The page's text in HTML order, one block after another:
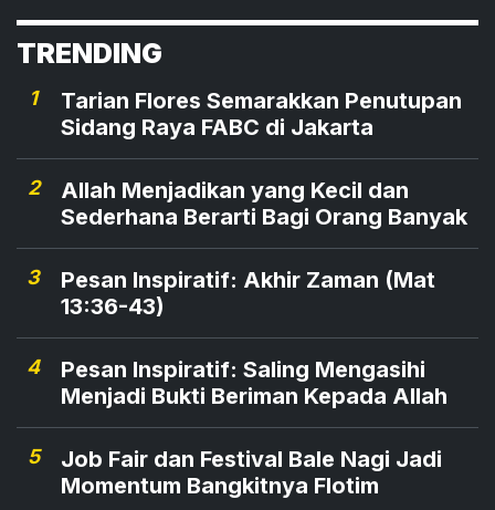
TRENDING
1
Tarian Flores Semarakkan Penutupan
Sidang Raya FABC di Jakarta
2
Allah Menjadikan yang Kecil dan
Sederhana Berarti Bagi Orang Banyak
3
Pesan Inspiratif: Akhir Zaman (Mat
13:36-43)
4
Pesan Inspiratif: Saling Mengasihi
Menjadi Bukti Beriman Kepada Allah
5
Job Fair dan Festival Bale Nagi Jadi
Momentum Bangkitnya Flotim